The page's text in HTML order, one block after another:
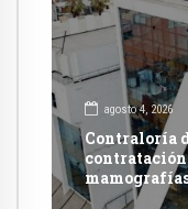
agosto 4, 2026
Contraloría
contratación
acciones